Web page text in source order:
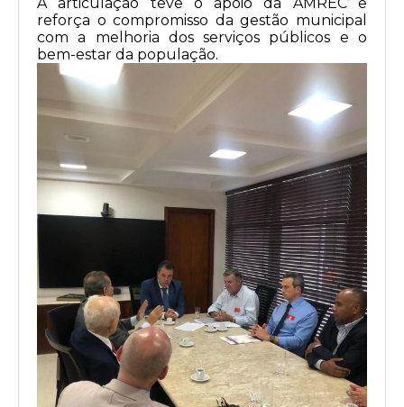
reforça o compromisso da gestão municipal
com a melhoria dos serviços públicos e o
bem-estar da população.